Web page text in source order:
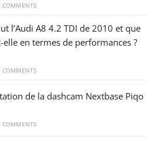
COMMENTS
l’Audi A8 4.2 TDI de 2010 et que
elle en termes de performances ?
COMMENTS
de la dashcam Nextbase Piqo
COMMENTS